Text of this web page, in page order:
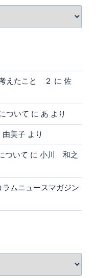
考えたこと ２ に 佐
ついて に あ より
由美子 より
ついて に 小川 和之
ラムニュースマガジン